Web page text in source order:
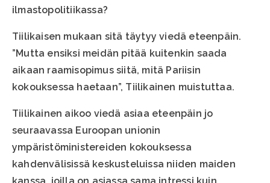
ilmastopolitiikassa?
Tiilikaisen mukaan sitä täytyy viedä eteenpäin.
”Mutta ensiksi meidän pitää kuitenkin saada
aikaan raamisopimus siitä, mitä Pariisin
kokouksessa haetaan”, Tiilikainen muistuttaa.
Tiilikainen aikoo viedä asiaa eteenpäin jo
seuraavassa Euroopan unionin
ympäristöministereiden kokouksessa
kahdenvälisissä keskusteluissa niiden maiden